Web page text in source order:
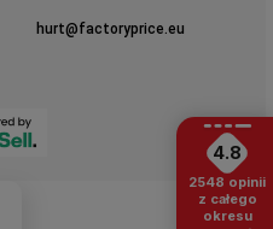
hurt@factoryprice.eu
4.8
2548 opinii
z całego
okresu